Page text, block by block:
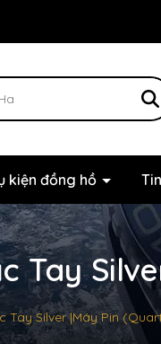
kiện đồng hồ
Tay
Silver |Máy Pin